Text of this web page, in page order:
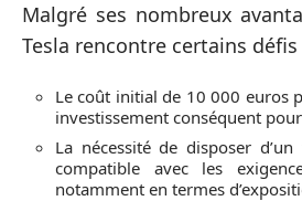
Malgré ses nombreux
Tesla rencontre certains défis
Le coût initial de 10 000 euros
investissement conséquent
La nécessité de disposer
compatible avec les
notamment en termes